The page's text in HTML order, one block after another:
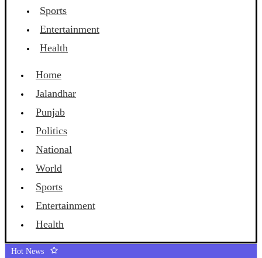
Sports
Entertainment
Health
Home
Jalandhar
Punjab
Politics
National
World
Sports
Entertainment
Health
Hot News